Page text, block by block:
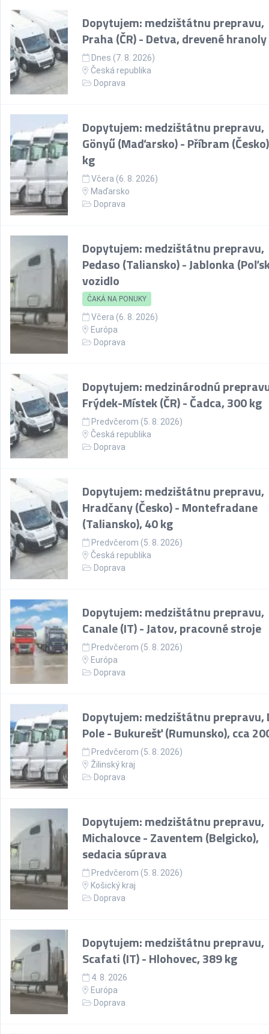
Dopytujem: medzištátnu prepravu,
Praha (ČR) - Detva, drevené hranoly
Dnes (7. 8. 2026)
Česká republika
Doprava
Dopytujem: medzištátnu prepravu,
Gönyű (Maďarsko) - Příbram
kg
Včera (6. 8. 2026)
Maďarsko
Doprava
Dopytujem: medzištátnu prepravu,
Pedaso (Taliansko) - Jablonka
vozidlo
ČAKÁ NA PONUKY
Včera (6. 8. 2026)
Európa
Doprava
Dopytujem: medzinárodnú
Frýdek-Místek (ČR) - Čadca, 300 kg
Predvčerom (5. 8. 2026)
Česká republika
Doprava
Dopytujem: medzištátnu prepravu,
Hradčany (Česko) - Montefradane
(Taliansko), 40 kg
Predvčerom (5. 8. 2026)
Česká republika
Doprava
Dopytujem: medzištátnu prepravu,
Canale (IT) - Jatov, pracovné stroje
Predvčerom (5. 8. 2026)
Európa
Doprava
Dopytujem: medzištátnu prepravu,
Pole - Bukurešť (Rumunsko), cca
Predvčerom (5. 8. 2026)
Žilinský kraj
Doprava
Dopytujem: medzištátnu prepravu,
Michalovce - Zaventem (Belgicko),
sedacia súprava
Predvčerom (5. 8. 2026)
Košický kraj
Doprava
Dopytujem: medzištátnu prepravu,
Scafati (IT) - Hlohovec, 389 kg
4. 8. 2026
Európa
Doprava